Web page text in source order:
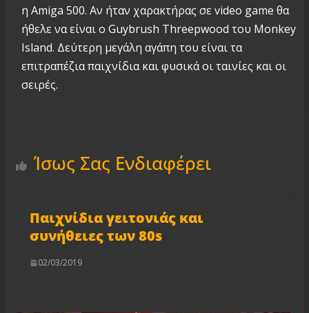
η Amiga 500. Αν ήταν χαρακτήρας σε video game θα
ήθελε να είναι ο Guybrush Threepwood του Monkey
Island. Δεύτερη μεγάλη αγάπη του είναι τα
επιτραπέζια παιχνίδια και φυσικά οι ταινίες και οι
σειρές.
Ίσως Σας Ενδιαφέρει
Παιχνίδια γειτονιάς και
συνήθειες των 80s
02/03/2019